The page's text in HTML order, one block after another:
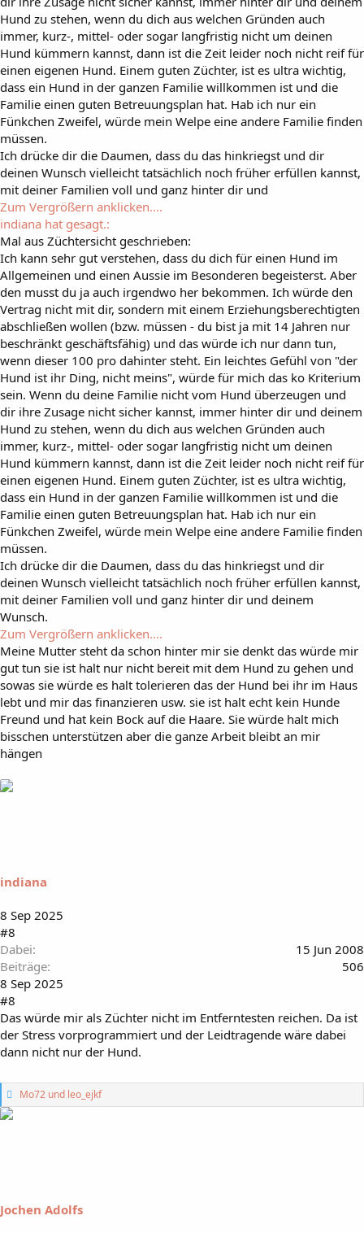
Hund zu stehen, wenn du dich aus welchen Gründen auch
immer, kurz-, mittel- oder sogar langfristig nicht um deinen
Hund kümmern kannst, dann ist die Zeit leider noch nicht reif für
einen eigenen Hund. Einem guten Züchter, ist es ultra wichtig,
dass ein Hund in der ganzen Familie willkommen ist und die
Familie einen guten Betreuungsplan hat. Hab ich nur ein
Fünkchen Zweifel, würde mein Welpe eine andere Familie finden
müssen.
Ich drücke dir die Daumen, dass du das hinkriegst und dir
deinen Wunsch vielleicht tatsächlich noch früher erfüllen kannst,
mit deiner Familien voll und ganz hinter dir und
Zum Vergrößern anklicken....
indiana hat gesagt.:
Mal aus Züchtersicht geschrieben:
Ich kann sehr gut verstehen, dass du dich für einen Hund im
Allgemeinen und einen Aussie im Besonderen begeisterst. Aber
den musst du ja auch irgendwo her bekommen. Ich würde den
Vertrag nicht mit dir, sondern mit einem Erziehungsberechtigten
abschließen wollen (bzw. müssen - du bist ja mit 14 Jahren nur
beschränkt geschäftsfähig) und das würde ich nur dann tun,
wenn dieser 100 pro dahinter steht. Ein leichtes Gefühl von "der
Hund ist ihr Ding, nicht meins", würde für mich das ko Kriterium
sein. Wenn du deine Familie nicht vom Hund überzeugen und
dir ihre Zusage nicht sicher kannst, immer hinter dir und deinem
Hund zu stehen, wenn du dich aus welchen Gründen auch
immer, kurz-, mittel- oder sogar langfristig nicht um deinen
Hund kümmern kannst, dann ist die Zeit leider noch nicht reif für
einen eigenen Hund. Einem guten Züchter, ist es ultra wichtig,
dass ein Hund in der ganzen Familie willkommen ist und die
Familie einen guten Betreuungsplan hat. Hab ich nur ein
Fünkchen Zweifel, würde mein Welpe eine andere Familie finden
müssen.
Ich drücke dir die Daumen, dass du das hinkriegst und dir
deinen Wunsch vielleicht tatsächlich noch früher erfüllen kannst,
mit deiner Familien voll und ganz hinter dir und deinem
Wunsch.
Zum Vergrößern anklicken....
Meine Mutter steht da schon hinter mir sie denkt das würde mir
gut tun sie ist halt nur nicht bereit mit dem Hund zu gehen und
sowas sie würde es halt tolerieren das der Hund bei ihr im Haus
lebt und mir das finanzieren usw. sie ist halt echt kein Hunde
Freund und hat kein Bock auf die Haare. Sie würde halt mich
bisschen unterstützen aber die ganze Arbeit bleibt an mir
hängen
indiana
8 Sep 2025
#8
Dabei
15 Jun 2008
Beiträge
506
8 Sep 2025
#8
Das würde mir als Züchter nicht im Entferntesten reichen. Da ist
der Stress vorprogrammiert und der Leidtragende wäre dabei
dann nicht nur der Hund.
G
e
r
Mo72und leo_ejkf
Jochen Adolfs